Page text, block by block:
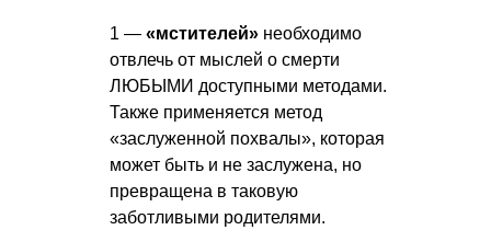
1 — «мстителей» необходимо
отвлечь от мыслей о смерти
ЛЮБЫМИ доступными методами.
Также применяется метод
«заслуженной похвалы», которая
может быть и не заслужена, но
превращена в таковую
заботливыми родителями.